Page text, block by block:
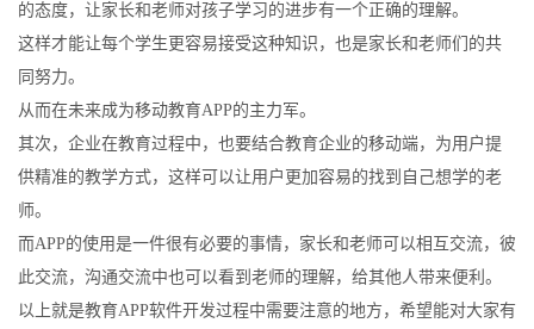
的态度，让家长和老师对孩子学习的进步有一个正确的理解。
这样才能让每个学生更容易接受这种知识，也是家长和老师们的共
同努力。
从而在未来成为移动教育APP的主力军。
其次，企业在教育过程中，也要结合教育企业的移动端，为用户提
供精准的教学方式，这样可以让用户更加容易的找到自己想学的老
师。
而APP的使用是一件很有必要的事情，家长和老师可以相互交流，彼
此交流，沟通交流中也可以看到老师的理解，给其他人带来便利。
以上就是教育APP软件开发过程中需要注意的地方，希望能对大家有